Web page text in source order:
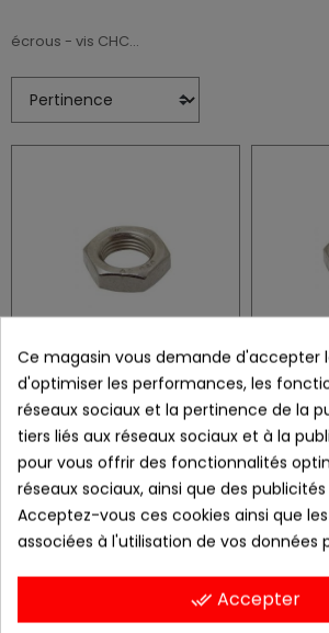
écrous - vis CHC...
Ecrou bas Hm zingué M10x100
0,62 €
Ce magasin vous demande d'accepter
d'optimiser les performances, les
réseaux sociaux et la pertinence de la
tiers liés aux réseaux sociaux et à la
pour vous offrir des fonctionnalités
réseaux sociaux, ainsi que des
Acceptez-vous ces cookies ainsi que
associées à l'utilisation de vos données
done_all Accepter